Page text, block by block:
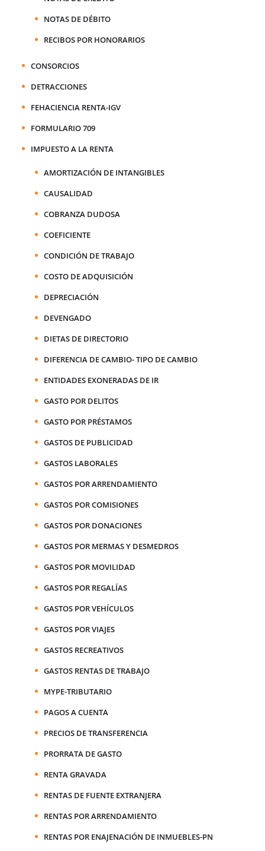
NOTAS DE DÉBITO
RECIBOS POR HONORARIOS
CONSORCIOS
DETRACCIONES
FEHACIENCIA RENTA-IGV
FORMULARIO 709
IMPUESTO A LA RENTA
AMORTIZACIÓN DE INTANGIBLES
CAUSALIDAD
COBRANZA DUDOSA
COEFICIENTE
CONDICIÓN DE TRABAJO
COSTO DE ADQUISICIÓN
DEPRECIACIÓN
DEVENGADO
DIETAS DE DIRECTORIO
DIFERENCIA DE CAMBIO- TIPO DE CAMBIO
ENTIDADES EXONERADAS DE IR
GASTO POR DELITOS
GASTO POR PRÉSTAMOS
GASTOS DE PUBLICIDAD
GASTOS LABORALES
GASTOS POR ARRENDAMIENTO
GASTOS POR COMISIONES
GASTOS POR DONACIONES
GASTOS POR MERMAS Y DESMEDROS
GASTOS POR MOVILIDAD
GASTOS POR REGALÍAS
GASTOS POR VEHÍCULOS
GASTOS POR VIAJES
GASTOS RECREATIVOS
GASTOS RENTAS DE TRABAJO
MYPE-TRIBUTARIO
PAGOS A CUENTA
PRECIOS DE TRANSFERENCIA
PRORRATA DE GASTO
RENTA GRAVADA
RENTAS DE FUENTE EXTRANJERA
RENTAS POR ARRENDAMIENTO
RENTAS POR ENAJENACIÓN DE INMUEBLES-PN